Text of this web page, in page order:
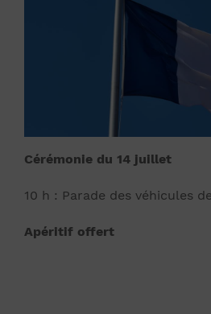
Cérémonie du 14 juillet
10 h : Parade des véhicules
Apéritif offert